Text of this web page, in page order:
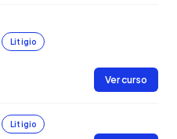
Litigio
Ver curso
Litigio